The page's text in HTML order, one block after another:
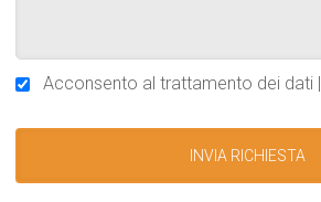
Acconsento al trattamento dei dati |